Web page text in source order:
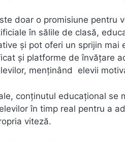
doar o promisiune
în sălile de clasă,
și pot oferi un sprijin
și platforme de învățare
menținând elevii
conținutul educațional se
în timp real pentru a
viteză.